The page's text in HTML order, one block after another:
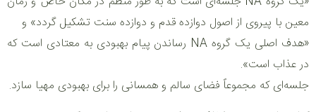
معین با پیروی از اصول دوازده قدم و دوازده سنت تشکیل گردد» و
«هدف اصلی یک گروه NA رساندن پیام بهبودی به معتادی است که
در عذاب است».
جلسه‌ای که مجموعاً فضای سالم و همسانی را برای بهبودی مهیا سازد.